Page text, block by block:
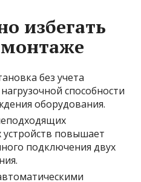
избегать
без учета
способности
оборудования.
повышает
подключения двух